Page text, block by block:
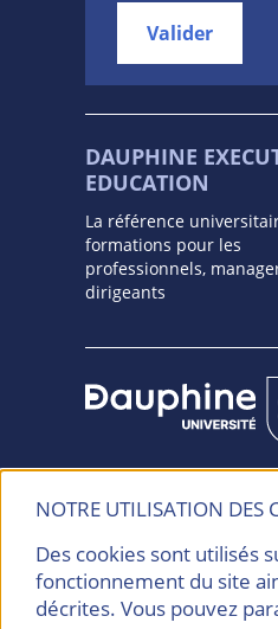
NOTRE UTILISATION DES
Des cookies sont utilisés
fonctionnement du site
décrites. Vous pouvez
Valider
DAUPHINE
EDUCATION
La référence
formations pour les
professionnels,
dirigeants
Place du Maréchal de
75775 PARIS Cedex 16
Tél. : 01 44 05 44 05